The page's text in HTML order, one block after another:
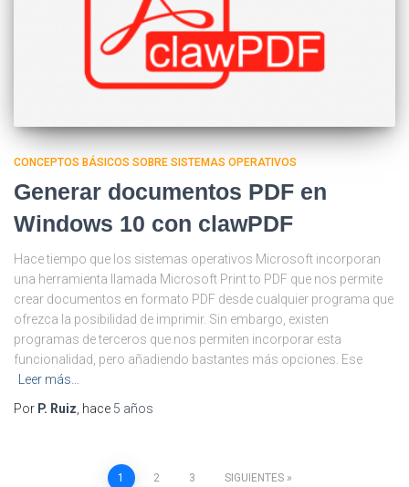
CONCEPTOS BÁSICOS SOBRE SISTEMAS OPERATIVOS
Generar documentos PDF en
Windows 10 con clawPDF
Hace tiempo que los sistemas operativos Microsoft incorporan
una herramienta llamada Microsoft Print to PDF que nos permite
crear documentos en formato PDF desde cualquier programa que
ofrezca la posibilidad de imprimir. Sin embargo, existen
programas de terceros que nos permiten incorporar esta
funcionalidad, pero añadiendo bastantes más opciones. Ese
Leer más…
Por P. Ruiz , hace 5 años
1 2 3 SIGUIENTES